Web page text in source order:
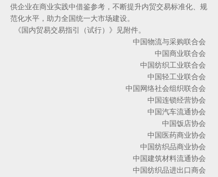
供企业在商业实践中借鉴参考，不断提升内贸交易标准化、规
范化水平，助力全国统一大市场建设。
《国内贸易交易指引（试行）》见附件。
中国物流与采购联合会
中国商业联合会
中国纺织工业联合会
中国轻工业联合会
中国网络社会组织联合会
中国连锁经营协会
中国汽车流通协会
中国饭店协会
中国医药商业协会
中国纺织品商业协会
中国建筑材料流通协会
中国纺织品进出口商会